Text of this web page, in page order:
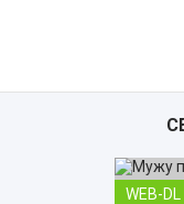
WEB-DL